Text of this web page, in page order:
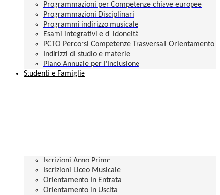
Programmazioni per Competenze chiave europee
Programmazioni Disciplinari
Programmi indirizzo musicale
Esami integrativi e di idoneità
PCTO Percorsi Competenze Trasversali Orientamento
Indirizzi di studio e materie
Piano Annuale per l'Inclusione
Studenti e Famiglie
Iscrizioni Anno Primo
Iscrizioni Liceo Musicale
Orientamento In Entrata
Orientamento in Uscita